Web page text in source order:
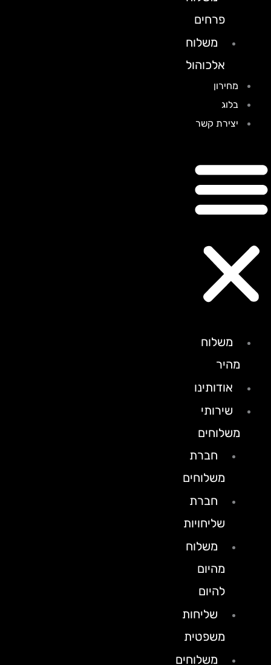
פרחים
משלוח
אלכוהול
מחירון
בלוג
יצירת קשר
משלוח
מהיר
אודותינו
שירותי
משלוחים
חברת
משלוחים
חברת
שליחויות
משלוח
מהיום
להיום
שליחות
משפטית
משלוחים